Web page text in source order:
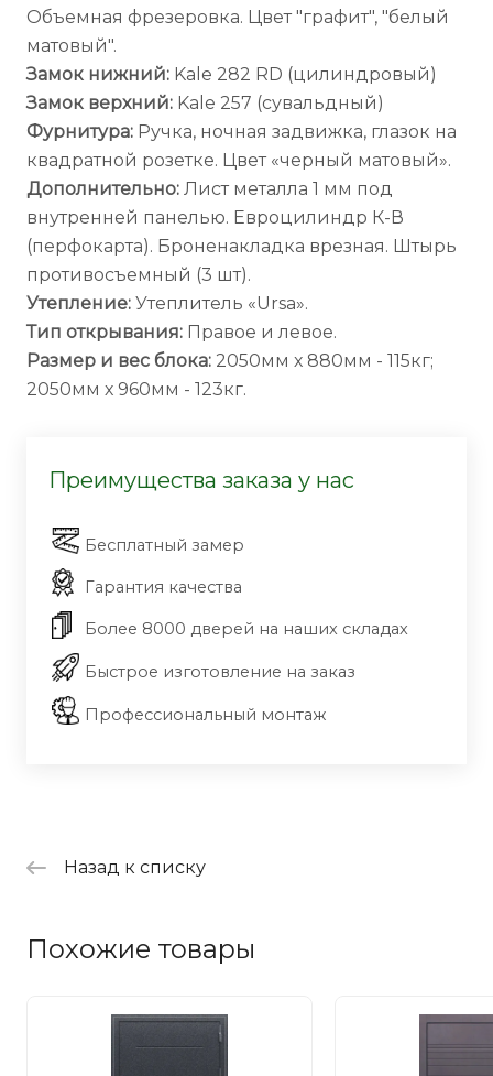
Объемная фрезеровка. Цвет "графит", "белый
матовый".
Замок нижний: Kale 282 RD (цилиндровый)
Замок верхний: Kale 257 (сувальдный)
Фурнитура: Ручка, ночная задвижка, глазок на
квадратной розетке. Цвет «черный матовый».
Дополнительно: Лист металла 1 мм под
внутренней панелью. Евроцилиндр К-В
(перфокарта). Броненакладка врезная. Штырь
противосъемный (3 шт).
Утепление: Утеплитель «Ursa».
Тип открывания: Правое и левое.
Размер и вес блока: 2050мм х 880мм - 115кг;
2050мм х 960мм - 123кг.
Преимущества заказа у нас
Бесплатный замер
Гарантия качества
Более 8000 дверей на наших складах
Быстрое изготовление на заказ
Профессиональный монтаж
Назад к списку
Похожие товары